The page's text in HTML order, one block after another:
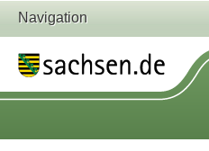
Navigation